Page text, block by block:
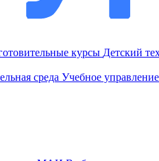
курсы Детский
среда Учебное